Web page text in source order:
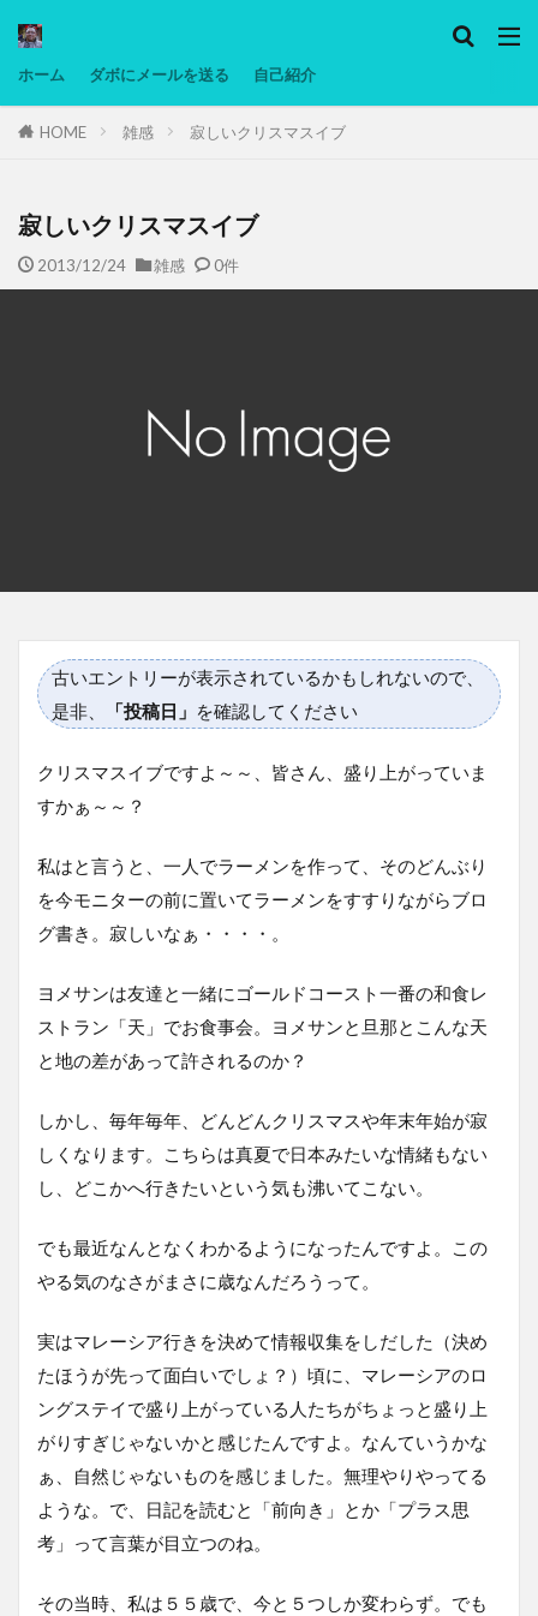
ホーム ダボにメールを送る 自己紹介
HOME 雑感 寂しいクリスマスイブ
寂しいクリスマスイブ
2013/12/24 雑感 0件
古いエントリーが表示されているかもしれないので、
是非、
「投稿日」 を確認してください
クリスマスイブですよ～～、皆さん、盛り上がっていま
すかぁ～～？
私はと言うと、一人でラーメンを作って、そのどんぶり
を今モニターの前に置いてラーメンをすすりながらブロ
グ書き。寂しいなぁ・・・・。
ヨメサンは友達と一緒にゴールドコースト一番の和食レ
ストラン「天」でお食事会。ヨメサンと旦那とこんな天
と地の差があって許されるのか？
しかし、毎年毎年、どんどんクリスマスや年末年始が寂
しくなります。こちらは真夏で日本みたいな情緒もない
し、どこかへ行きたいという気も沸いてこない。
でも最近なんとなくわかるようになったんですよ。この
やる気のなさがまさに歳なんだろうって。
実はマレーシア行きを決めて情報収集をしだした（決め
たほうが先って面白いでしょ？）頃に、マレーシアのロ
ングステイで盛り上がっている人たちがちょっと盛り上
がりすぎじゃないかと感じたんですよ。なんていうかな
ぁ、自然じゃないものを感じました。無理やりやってる
ような。で、日記を読むと「前向き」とか「プラス思
考」って言葉が目立つのね。
その当時、私は５５歳で、今と５つしか変わらず。でも
タグ
マレーシア動画
ヨーグルト
備忘録
動画 日本人村社会 脱水シート